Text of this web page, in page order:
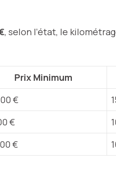
, selon l’état, le
Prix Minimum
€
€
€